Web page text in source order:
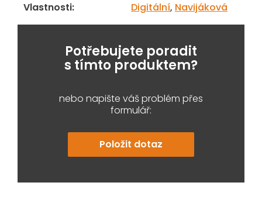
Vlastnosti: Digitální, Navijáková
Potřebujete poradit
s tímto produktem?
nebo napište váš problém přes
formulář:
Položit dotaz